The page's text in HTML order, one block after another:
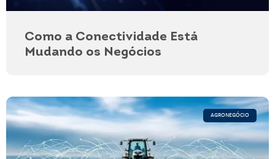
Como a Conectividade Está
Mudando os Negócios
AGRONEGÓCIO